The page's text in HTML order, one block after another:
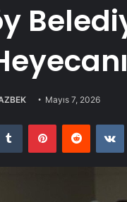
Mayıs 7, 2026
Tumblr PinterestReddit